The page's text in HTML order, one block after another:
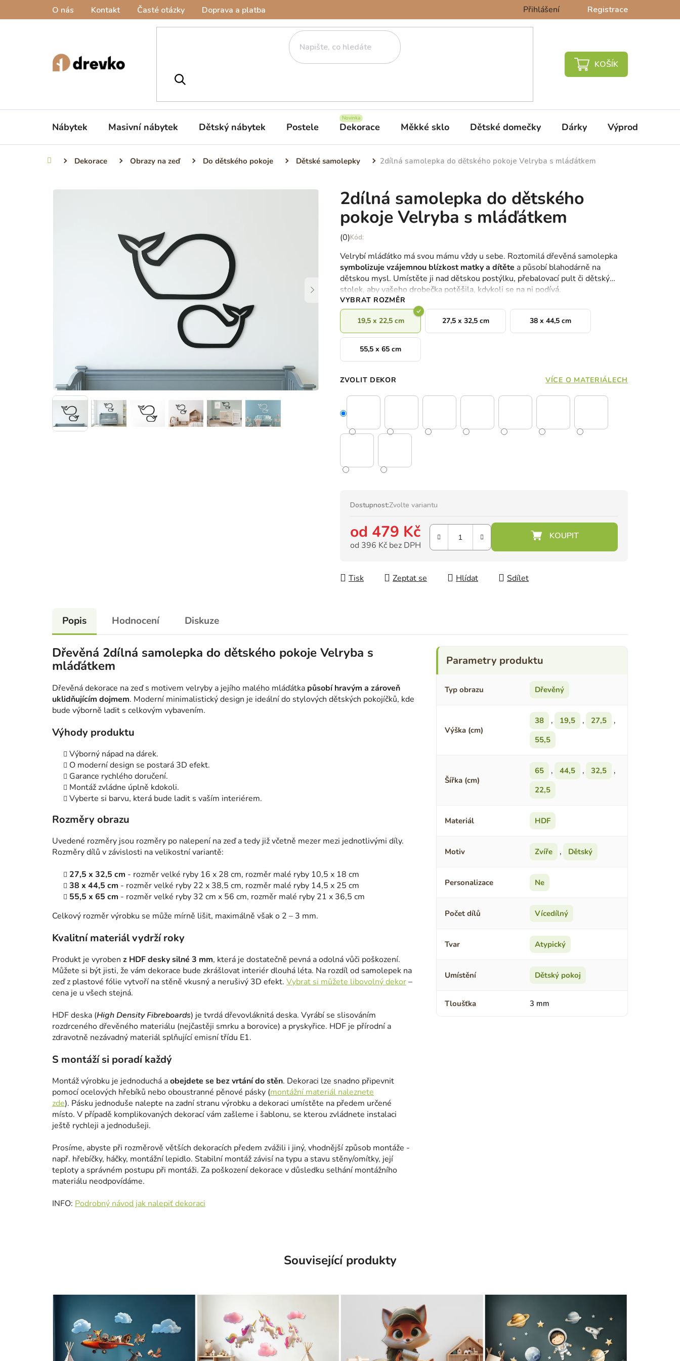
O nás Kontakt Časté otázky Doprava a platba Přihlášení Registrace
NÁKUPNÍ
Nábytek Masivní nábytek Dětský nábytek Postele Dekorace Měkké sklo Dětské domečky Dárky Výprodej %
Domů Dekorace Obrazy na zeď Do dětského pokoje Dětské samolepky 2dílná samolepka do dětského pokoje Velryba s mláďátkem
2dílná samolepka do dětského
pokoje Velryba s mláďátkem
Průměrné
produktu
je
0,0
z
5
hvězdiček.
(0)
Velrybí mláďátko má svou mámu vždy u sebe. Roztomilá dřevěná samolepka
symbolizuje vzájemnou blízkost matky a dítěte a působí blahodárně na
dětskou mysl. Umístěte ji nad dětskou postýlku, přebalovací pult či dětský
stolek, aby vašeho drobečka potěšila, kdykoli se na ni podívá.
VYBRAT ROZMĚR
19,5 x 22,5 cm 27,5 x 32,5 cm 38 x 44,5 cm
55,5 x 65 cm
ZVOLIT DEKOR VÍCE O MATERIÁLECH
Dostupnost:Zvolte variantu
od 479 Kč
od 396 Kč bez DPH
Tisk
Zeptat se Hlídat Sdílet
Popis Hodnocení Diskuze
Dřevěná 2dílná samolepka do dětského pokoje Velryba s
mláďátkem
Dřevěná dekorace na zeď s motivem velryby a jejího malého mláďátka působí hravým a zároveň
uklidňujícím dojmem. Moderní minimalistický design je ideální do stylových dětských pokojíčků, kde
bude výborně ladit s celkovým vybavením.
Výhody produktu
Výborný nápad na dárek.
O moderní design se postará 3D efekt.
Garance rychlého doručení.
Montáž zvládne úplně kdokoli.
Vyberte si barvu, která bude ladit s vaším interiérem.
Rozměry obrazu
Uvedené rozměry jsou rozměry po nalepení na zeď a tedy již včetně mezer mezi jednotlivými díly.
Rozměry dílů v závislosti na velikostní variantě:
27,5 x 32,5 cm - rozměr velké ryby 16 x 28 cm, rozměr malé ryby 10,5 x 18 cm
38 x 44,5 cm - rozměr velké ryby 22 x 38,5 cm, rozměr malé ryby 14,5 x 25 cm
55,5 x 65 cm - rozměr velké ryby 32 cm x 56 cm, rozměr malé ryby 21 x 36,5 cm
Celkový rozměr výrobku se může mírně lišit, maximálně však o 2 – 3 mm.
Kvalitní materiál vydrží roky
Produkt je vyroben z HDF desky silné 3 mm, která je dostatečně pevná a odolná vůči poškození.
Můžete si být jisti, že vám dekorace bude zkrášlovat interiér dlouhá léta. Na rozdíl od samolepek na
zeď z plastové fólie vytvoří na stěně vkusný a nerušivý 3D efekt. Vybrat si můžete libovolný dekor–
cena je u všech stejná.
HDF deska (High Density Fibreboards) je tvrdá dřevovláknitá deska. Vyrábí se slisováním
rozdrceného dřevěného materiálu (nejčastěji smrku a borovice) a pryskyřice. HDF je přírodní a
zdravotně nezávadný materiál splňující emisní třídu E1.
S montáží si poradí každý
Montáž výrobku je jednoduchá aobejdete se bez vrtání do stěn. Dekoraci lze snadno připevnit
pomocí ocelových hřebíků nebo oboustranné pěnové pásky (montážní materiál naleznete
zde). Pásku jednoduše nalepte na zadní stranu výrobku a dekoraci umístěte na předem určené
místo. V případě komplikovaných dekorací vám zašleme i šablonu, se kterou zvládnete instalaci
ještě rychleji a jednodušeji.
Prosíme, abyste při rozměrově větších dekoracích předem zvážili i jiný, vhodnější způsob montáže -
např. hřebíčky, háčky, montážní lepidlo. Stabilní montáž závisí na typu a stavu stěny/omítky, její
teploty a správném postupu při montáži. Za poškození dekorace v důsledku selhání montážního
materiálu neodpovídáme.
INFO: Podrobný návod jak nalepiť dekoraci
Typ obrazu Dřevěný
Výška (cm)
38 , 19,5 , 27,5
,
55,5
Šířka (cm)
65 , 44,5 , 32,5
,
22,5
Materiál HDF
Motiv Zvíře , Dětský
Personalizace Ne
Počet dílů Vícedílný
Tvar Atypický
Umístění Dětský pokoj
Tloušťka 3 mm
Související produkty